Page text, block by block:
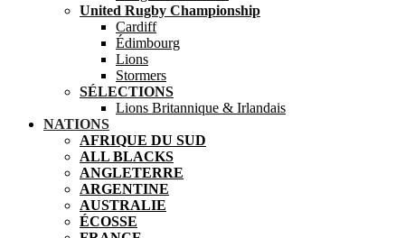
United Rugby Championship
Cardiff
Édimbourg
Lions
Stormers
SÉLECTIONS
Lions Britannique & Irlandais
NATIONS
AFRIQUE DU SUD
ALL BLACKS
ANGLETERRE
ARGENTINE
AUSTRALIE
ÉCOSSE